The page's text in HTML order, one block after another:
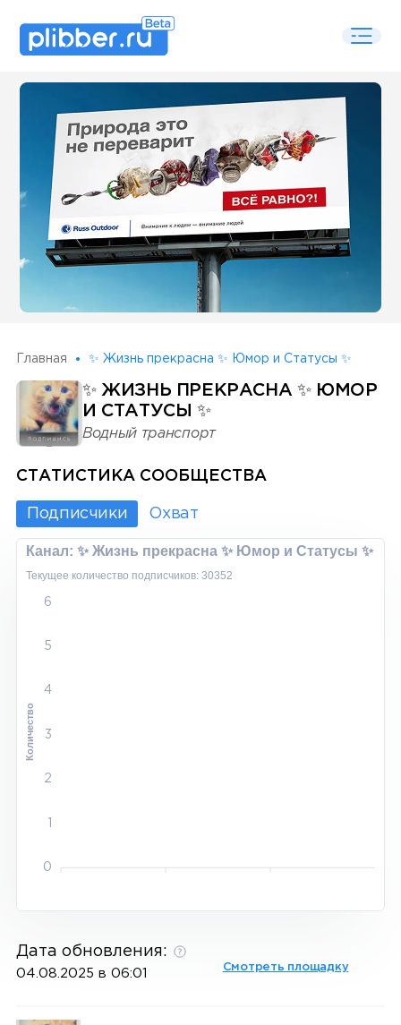
Some SEO Title
Главная ✨ Жизнь прекрасна ✨ Юмор и Статусы ✨
✨ ЖИЗНЬ ПРЕКРАСНА ✨ ЮМОР
И СТАТУСЫ ✨
Водный транспорт
СТАТИСТИКА СООБЩЕСТВА
Подписчики Охват
Канал: ✨ Жизнь прекрасна ✨ Юмор и Статусы ✨
Текущее количество подписчиков: 30352
6
5
4
3
2
1
0
Количество
Дата обновления:
04.08.2025 в 06:01 Смотреть площадку